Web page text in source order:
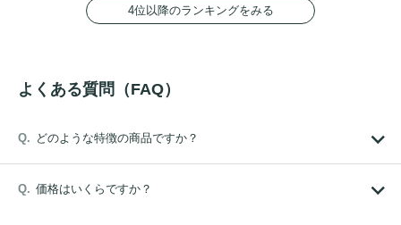
4位以降のランキングをみる
よくある質問（FAQ）
どのような特徴の商品ですか？
価格はいくらですか？